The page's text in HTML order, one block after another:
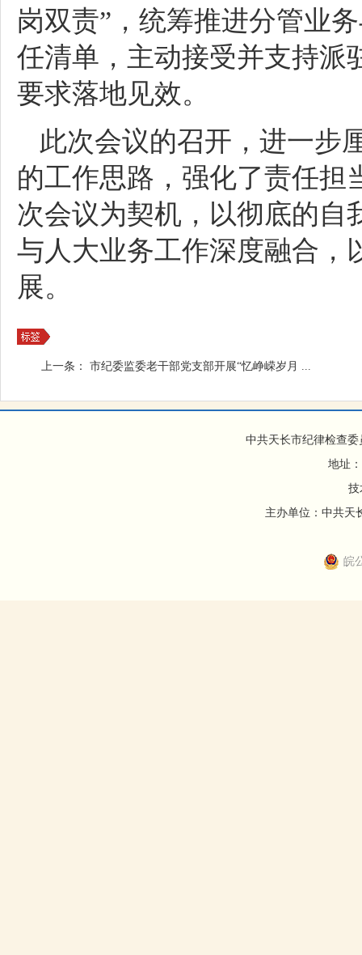
岗双责”，统筹推进分管业
任清单，主动接受并支持派
要求落地见效。
此次会议的召开，进一步
的工作思路，强化了责任担
次会议为契机，以彻底的自
与人大业务工作深度融合，
展。
上一条： 市纪委监委老干部党支部开展“忆峥嵘岁月 ...
中共天长市纪律检查
地址
技
主办单位：中共天
皖